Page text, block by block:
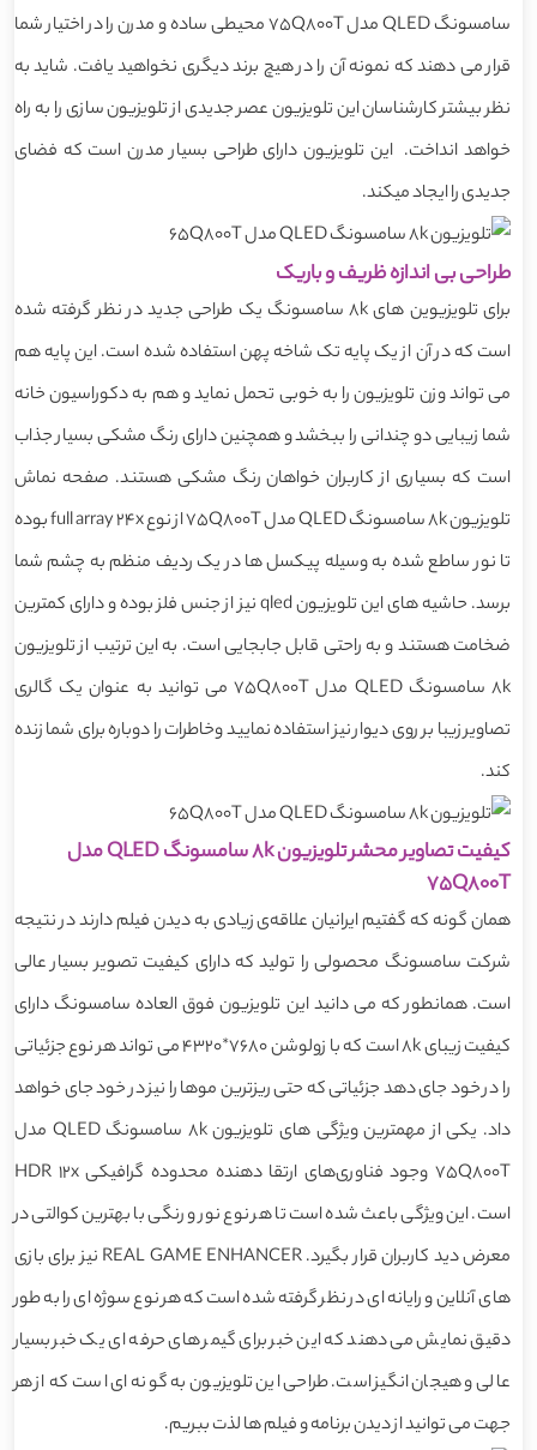
سامسونگ QLED مدل 75Q800T محیطی ساده و مدرن را در اختیار شما
قرار می دهند که نمونه آن را در هیچ برند دیگری نخواهید یافت. شاید به
نظر بیشتر کارشناسان این تلویزیون عصر جدیدی از تلویزیون سازی را به راه
خواهد انداخت. این تلویزیون دارای طراحی بسیار مدرن است که فضای
جدیدی را ایجاد میکند.
طراحی بی اندازه ظریف و باریک
برای تلویزیوین های 8k سامسونگ یک طراحی جدید در نظر گرفته شده
است که در آن از یک پایه تک شاخه پهن استفاده شده است. این پایه هم
می تواند وزن تلویزیون را به خوبی تحمل نماید و هم به دکوراسیون خانه
شما زیبایی دو چندانی را ببخشد و همچنین دارای رنگ مشکی بسیار جذاب
است که بسیاری از کاربران خواهان رنگ مشکی هستند. صفحه نماش
تلویزیون 8k سامسونگ QLED مدل 75Q800T از نوع full array 24x بوده
تا نور ساطع شده به وسیله پیکسل ها در یک ردیف منظم به چشم شما
برسد. حاشیه های این تلویزیون qled نیز از جنس فلز بوده و دارای کمترین
ضخامت هستند و به راحتی قابل جابجایی است. به این ترتیب از تلویزیون
8k سامسونگ QLED مدل 75Q800T می توانید به عنوان یک گالری
تصاویر زیبا بر روی دیوار نیز استفاده نمایید وخاطرات را دوباره برای شما زنده
کند.
کیفیت تصاویر محشر تلویزیون 8k سامسونگ QLED مدل
75Q800T
همان گونه که گفتیم ایرانیان علاقه‌‌‌‌ی زیادی به دیدن فیلم دارند در نتیجه
شرکت سامسونگ محصولی را تولید که دارای کیفیت تصویر بسیار عالی
است. همانطور که می دانید این تلویزیون فوق العاده سامسونگ دارای
کیفیت زیبای 8k است که با زولوشن 7680*4320 می تواند هر نوع جزئیاتی
را در خود جای دهد جزئیاتی که حتی ریزترین موها را نیز در خود جای خواهد
داد. یکی از مهمترین ویژگی های تلویزیون 8k سامسونگ QLED مدل
75Q800T وجود فناوری‌های ارتقا دهنده محدوده گرافیکی HDR 12x
است. این ویژگی باعث شده است تا هر نوع نور و رنگی با بهترین کوالتی در
معرض دید کاربران قرار بگیرد. REAL GAME ENHANCER نیز برای بازی
های آنلاین و رایانه ای در نظر گرفته شده است که هر نوع سوژه ای را به طور
دقیق نمایش می دهند که این خبر برای گیمر های حرفه ای یک خبر بسیار
عالی و هیجان انگیز است. طراحی این تلویزیون به گونه ای است که از هر
جهت می توانید از دیدن برنامه و فیلم ها لذت ببریم.